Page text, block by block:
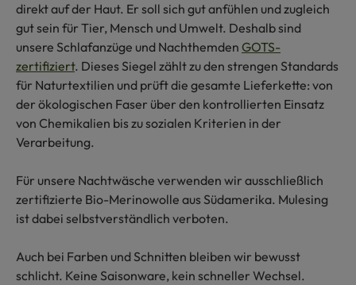
direkt auf der Haut. Er soll sich gut anfühlen und zugleich
gut sein für Tier, Mensch und Umwelt. Deshalb sind
unsere Schlafanzüge und Nachthemden GOTS-
zertifiziert. Dieses Siegel zählt zu den strengen Standards
für Naturtextilien und prüft die gesamte Lieferkette: von
der ökologischen Faser über den kontrollierten Einsatz
von Chemikalien bis zu sozialen Kriterien in der
Verarbeitung.
Für unsere Nachtwäsche verwenden wir ausschließlich
zertifizierte Bio-Merinowolle aus Südamerika. Mulesing
ist dabei selbstverständlich verboten.
Auch bei Farben und Schnitten bleiben wir bewusst
schlicht. Keine Saisonware, kein schneller Wechsel.